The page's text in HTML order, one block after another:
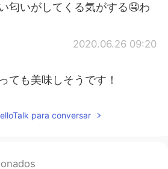
匂いがしてくる気がする🤤わ
2020.06.26 09:20
ても美味しそうです！
para conversar